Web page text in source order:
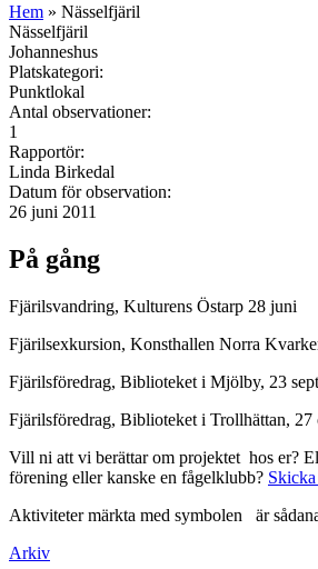
Hem » Nässelfjäril
Nässelfjäril
Johanneshus
Platskategori:
Punktlokal
Antal observationer:
1
Rapportör:
Linda Birkedal
Datum för observation:
26 juni 2011
På gång
Fjärilsvandring, Kulturens Östarp 28 juni
Fjärilsexkursion, Konsthallen Norra
Fjärilsföredrag, Biblioteket i Mjölby, 23
Fjärilsföredrag, Biblioteket i Trollhättan, 27
Vill ni att vi berättar om projektet hos er?
förening eller kanske en fågelklubb?
Aktiviteter märkta med symbolen
är
Arkiv